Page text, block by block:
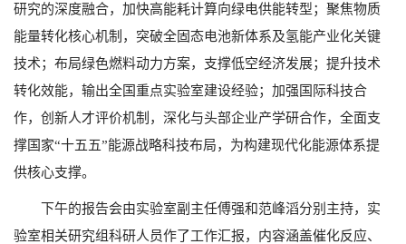
研究的深度融合，加快高能耗计算向绿电供能转型；聚焦物质
能量转化核心机制，突破全固态电池新体系及氢能产业化关键
技术；布局绿色燃料动力方案，支撑低空经济发展；提升技术
转化效能，输出全国重点实验室建设经验；加强国际科技合
作，创新人才评价机制，深化与头部企业产学研合作，全面支
撑国家“十五五”能源战略科技布局，为构建现代化能源体系提
供核心支撑。
下午的报告会由实验室副主任傅强和范峰滔分别主持，实
验室相关研究组科研人员作了工作汇报，内容涵盖催化反应、